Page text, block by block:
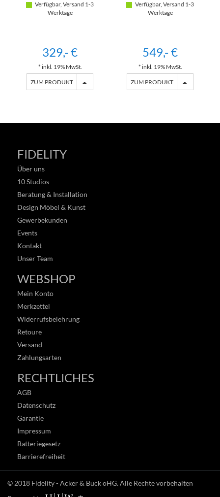
Verfügbar, Versand 1-3
Werktage
329,- €
* inkl. 19% MwSt.
ZUM PRODUKT
Verfügbar, Versand 1-3
Werktage
549,- €
* inkl. 19% MwSt.
ZUM PRODUKT
FIDELITY
Über uns
10 Studios
Beratung & Installation
Design Möbel & Kunst
Gewerbekunden
Events
Kontakt
Unser Team
WEBSHOP
Mein Konto
Merkzettel
Widerrufsbelehrung
Retoure
Versand
Zahlungsarten
RECHTLICHES
AGB
Datenschutz
Garantie
Impressum
Batteriegesetz
Barrierefreiheit
© 2018 Fidelity - Acker & Buck oHG. Alle Rechte vorbehalten